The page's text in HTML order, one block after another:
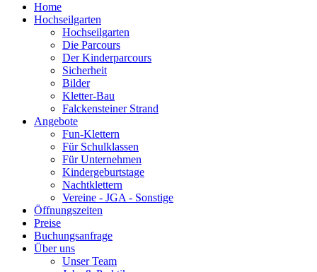
Home
Hochseilgarten
Hochseilgarten
Die Parcours
Der Kinderparcours
Sicherheit
Bilder
Kletter-Bau
Falckensteiner Strand
Angebote
Fun-Klettern
Für Schulklassen
Für Unternehmen
Kindergeburtstage
Nachtklettern
Vereine - JGA - Sonstige
Öffnungszeiten
Preise
Buchungsanfrage
Über uns
Unser Team